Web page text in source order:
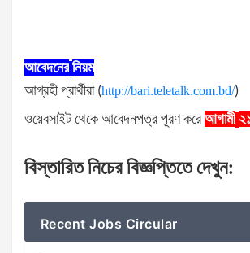
আবেদনের নিয়ম
আগ্রহী প্রার্থীরা(http://bari.teletalk.com.bd/)
ওয়েবসাইট থেকে আবেদনপত্র পূরণ করে আগামী
বিস্তারিতনিচেরবিজ্ঞপ্তিতে দেখুন:
Recent Jobs Circular